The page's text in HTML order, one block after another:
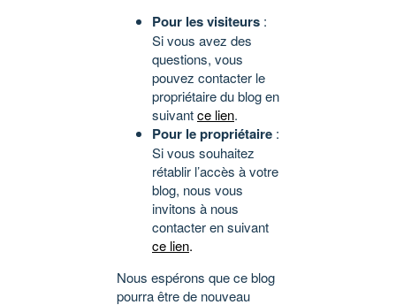
Pour les visiteurs :
Si vous avez des
questions, vous
pouvez contacter le
propriétaire du blog en
suivantce lien.
Pour le propriétaire :
Si vous souhaitez
rétablir l’accès à votre
blog, nous vous
invitons à nous
contacter en suivant
ce lien.
Nous espérons que ce blog
pourra être de nouveau